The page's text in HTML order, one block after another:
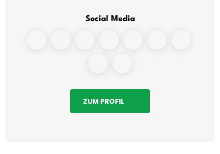
Social Media
ZUM PROFIL